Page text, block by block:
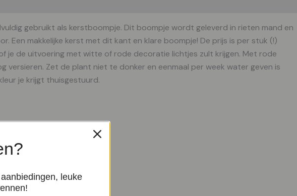
gebruikt als kerstboompje. Dit boompje wordt geleverd in rieten mand en
Een makkelijke kerst met dit kant en klare boompje! De prijs is per stuk (!)
je de uitvoering met witte of rode decoratie lichtjes zult krijgen. Met rode
Zet de plant niet te donker en eenmaal per week water geven is
je krijgt thuisgestuurd.
Azura Blue – Blauw
– P19
leuke